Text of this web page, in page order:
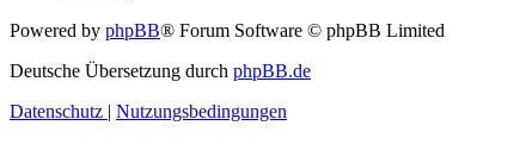
Powered by phpBB® Forum Software © phpBB Limited
Deutsche Übersetzung durch phpBB.de
Datenschutz | Nutzungsbedingungen